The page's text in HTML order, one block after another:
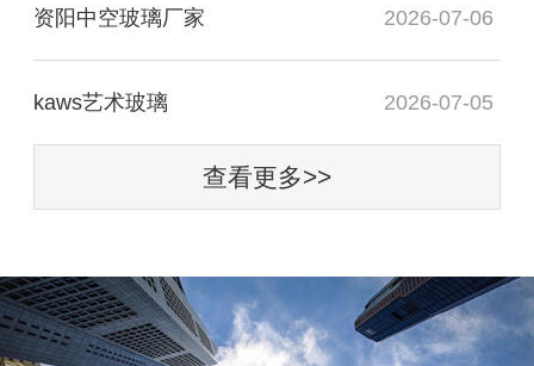
资阳中空玻璃厂家 2026-07-06
kaws艺术玻璃 2026-07-05
查看更多>>